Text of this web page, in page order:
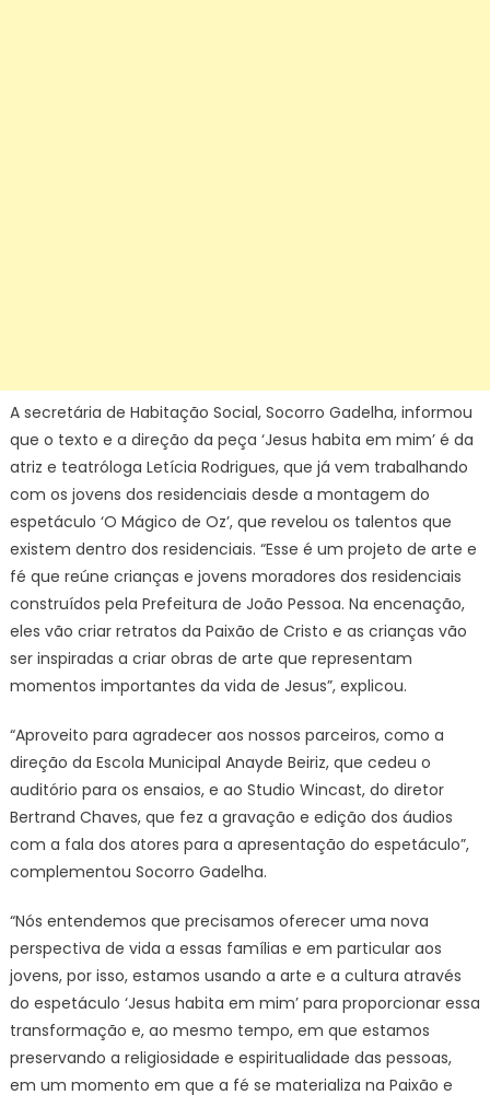
A secretária de Habitação Social, Socorro Gadelha, informou
que o texto e a direção da peça ‘Jesus habita em mim’ é da
atriz e teatróloga Letícia Rodrigues, que já vem trabalhando
com os jovens dos residenciais desde a montagem do
espetáculo ‘O Mágico de Oz’, que revelou os talentos que
existem dentro dos residenciais. “Esse é um projeto de arte e
fé que reúne crianças e jovens moradores dos residenciais
construídos pela Prefeitura de João Pessoa. Na encenação,
eles vão criar retratos da Paixão de Cristo e as crianças vão
ser inspiradas a criar obras de arte que representam
momentos importantes da vida de Jesus”, explicou.
“Aproveito para agradecer aos nossos parceiros, como a
direção da Escola Municipal Anayde Beiriz, que cedeu o
auditório para os ensaios, e ao Studio Wincast, do diretor
Bertrand Chaves, que fez a gravação e edição dos áudios
com a fala dos atores para a apresentação do espetáculo”,
complementou Socorro Gadelha.
“Nós entendemos que precisamos oferecer uma nova
perspectiva de vida a essas famílias e em particular aos
jovens, por isso, estamos usando a arte e a cultura através
do espetáculo ‘Jesus habita em mim’ para proporcionar essa
transformação e, ao mesmo tempo, em que estamos
preservando a religiosidade e espiritualidade das pessoas,
em um momento em que a fé se materializa na Paixão e